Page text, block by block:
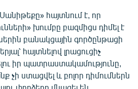
հայտնում է, որ
խումբը բազմիցս դիմել է
բանակցային գործընթացի
հայտնելով լրացուցիչ
իր պատրաստակամությունը,
չի ստացվել և բոլոր դիմումներն
փորձերը մնացել են